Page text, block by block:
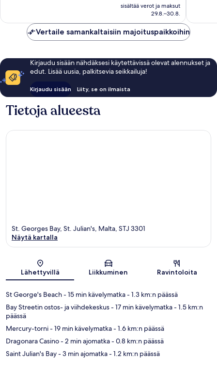
on
169 €
sisältää verot ja maksut
29.8.–30.8.
Vertaile samankaltaisiin majoituspaikkoihin
Kirjaudu sisään nähdäksesi käytettävissä olevat alennukset ja
edut. Lisää uusia, palkitsevia seikkailuja!
Kirjaudu sisään Liity, se on ilmaista
Tietoja alueesta
Kartta
St. Georges Bay, St. Julian's, Malta, STJ 3301
Näytä kartalla
Lähettyvillä Liikkuminen Ravintoloita
St George's Beach- 15 min kävelymatka- 1.3 km:n päässä
Bay Streetin ostos- ja viihdekeskus- 17 min kävelymatka- 1.5 km:n
päässä
Mercury-torni- 19 min kävelymatka- 1.6 km:n päässä
Dragonara Casino- 2 min ajomatka- 0.8 km:n päässä
Saint Julian's Bay- 3 min ajomatka- 1.2 km:n päässä